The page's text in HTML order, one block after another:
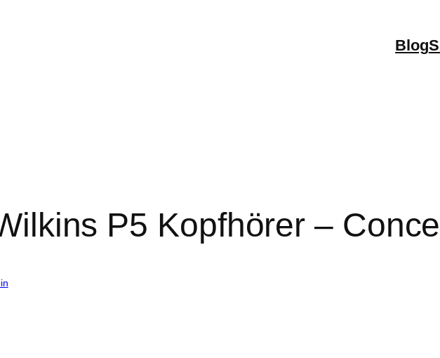
Blog
P5 Kopfhörer –